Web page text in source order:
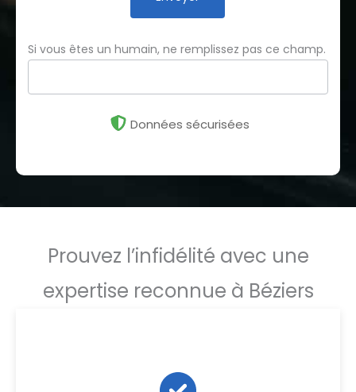
Si vous êtes un humain, ne remplissez pas ce champ.
Données sécurisées
Prouvez l’infidélité avec une
expertise reconnue à Béziers